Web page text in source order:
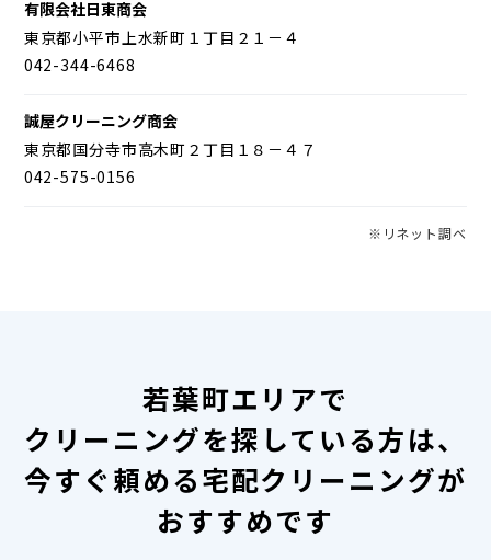
有限会社日東商会
東京都小平市上水新町１丁目２１－４
042-344-6468
誠屋クリーニング商会
東京都国分寺市高木町２丁目１８－４７
042-575-0156
※リネット調べ
若葉町エリアで
クリーニングを探している方は、
今すぐ頼める宅配クリーニングが
おすすめです